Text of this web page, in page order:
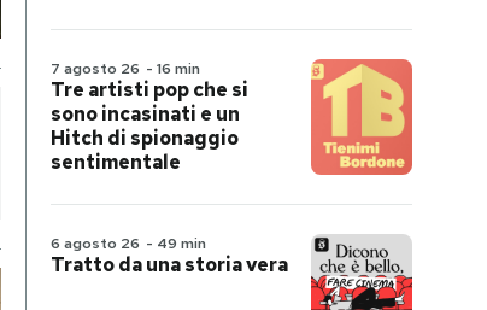
7 agosto 26 - 16 min
Tre artisti pop che si
sono incasinati e un
Hitch di spionaggio
sentimentale
6 agosto 26 - 49 min
Tratto da una storia vera